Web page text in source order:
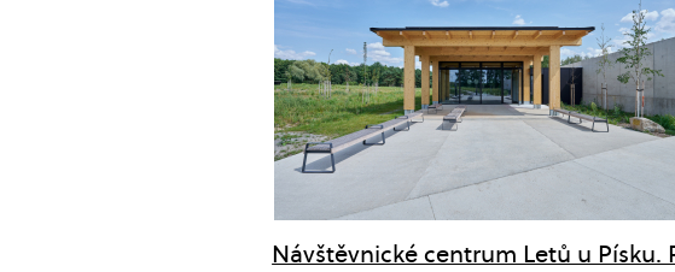
Návštěvnické centrum Letů u